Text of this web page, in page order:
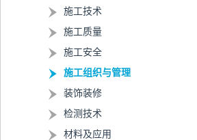
施工技术
施工质量
施工安全
施工组织与管理
装饰装修
检测技术
材料及应用